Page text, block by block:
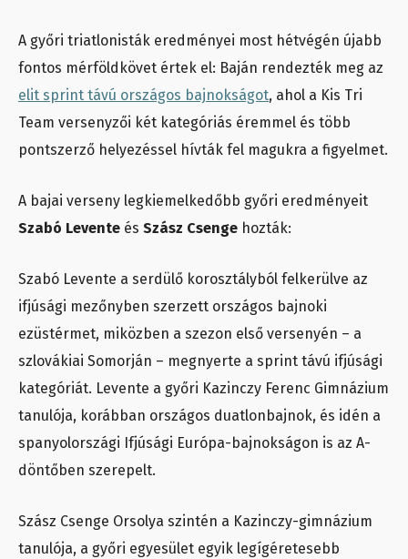
A győri triatlonisták eredményei most hétvégén újabb
fontos mérföldkövet értek el: Baján rendezték meg az
elit sprint távú országos bajnokságot, ahol a Kis Tri
Team versenyzői két kategóriás éremmel és több
pontszerző helyezéssel hívták fel magukra a figyelmet.
A bajai verseny legkiemelkedőbb győri eredményeit
Szabó Levente és Szász Csenge hozták:
Szabó Levente a serdülő korosztályból felkerülve az
ifjúsági mezőnyben szerzett országos bajnoki
ezüstérmet, miközben a szezon első versenyén – a
szlovákiai Somorján – megnyerte a sprint távú ifjúsági
kategóriát. Levente a győri Kazinczy Ferenc Gimnázium
tanulója, korábban országos duatlonbajnok, és idén a
spanyolországi Ifjúsági Európa-bajnokságon is az A-
döntőben szerepelt.
Szász Csenge Orsolya szintén a Kazinczy-gimnázium
tanulója, a győri egyesület egyik legígéretesebb